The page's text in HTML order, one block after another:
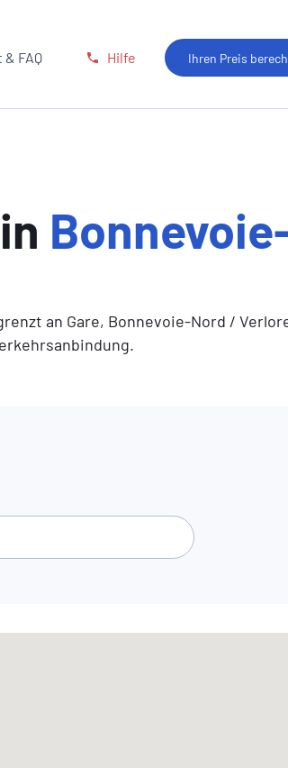
FAQ Hilfe Ihren Preis
in
an Gare, Bonnevoie-Nord /